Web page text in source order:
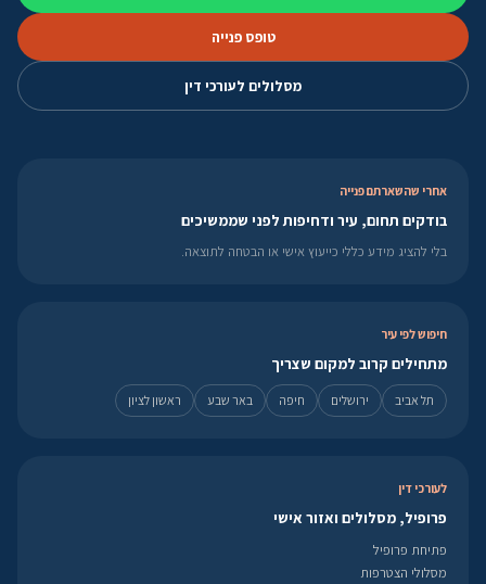
טופס פנייה
מסלולים לעורכי דין
אחרי שהשארתם פנייה
בודקים תחום, עיר ודחיפות לפני שממשיכים
בלי להציג מידע כללי כייעוץ אישי או הבטחה לתוצאה.
חיפוש לפי עיר
מתחילים קרוב למקום שצריך
תל אביב ירושלים חיפה באר שבע ראשון לציון
לעורכי דין
פרופיל, מסלולים ואזור אישי
פתיחת פרופיל
מסלולי הצטרפות